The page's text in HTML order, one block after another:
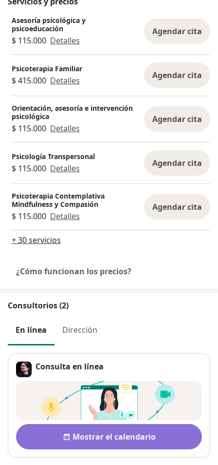
Asesoría psicológica y
psicoeducación
$ 115.000 Detalles
Agendar cita
Psicoterapia Familiar
$ 415.000 Detalles Agendar cita
Orientación, asesoría e intervención
psicológica
$ 115.000 Detalles
Agendar cita
Psicología Transpersonal
$ 115.000 Detalles Agendar cita
Psicoterapia Contemplativa
Mindfulness y Compasión
$ 115.000 Detalles
Agendar cita
+ 30 servicios
¿Cómo funcionan los precios?
Consultorios (2)
En línea Dirección
Consulta en línea
Disponibilidad
Mostrar el calendario